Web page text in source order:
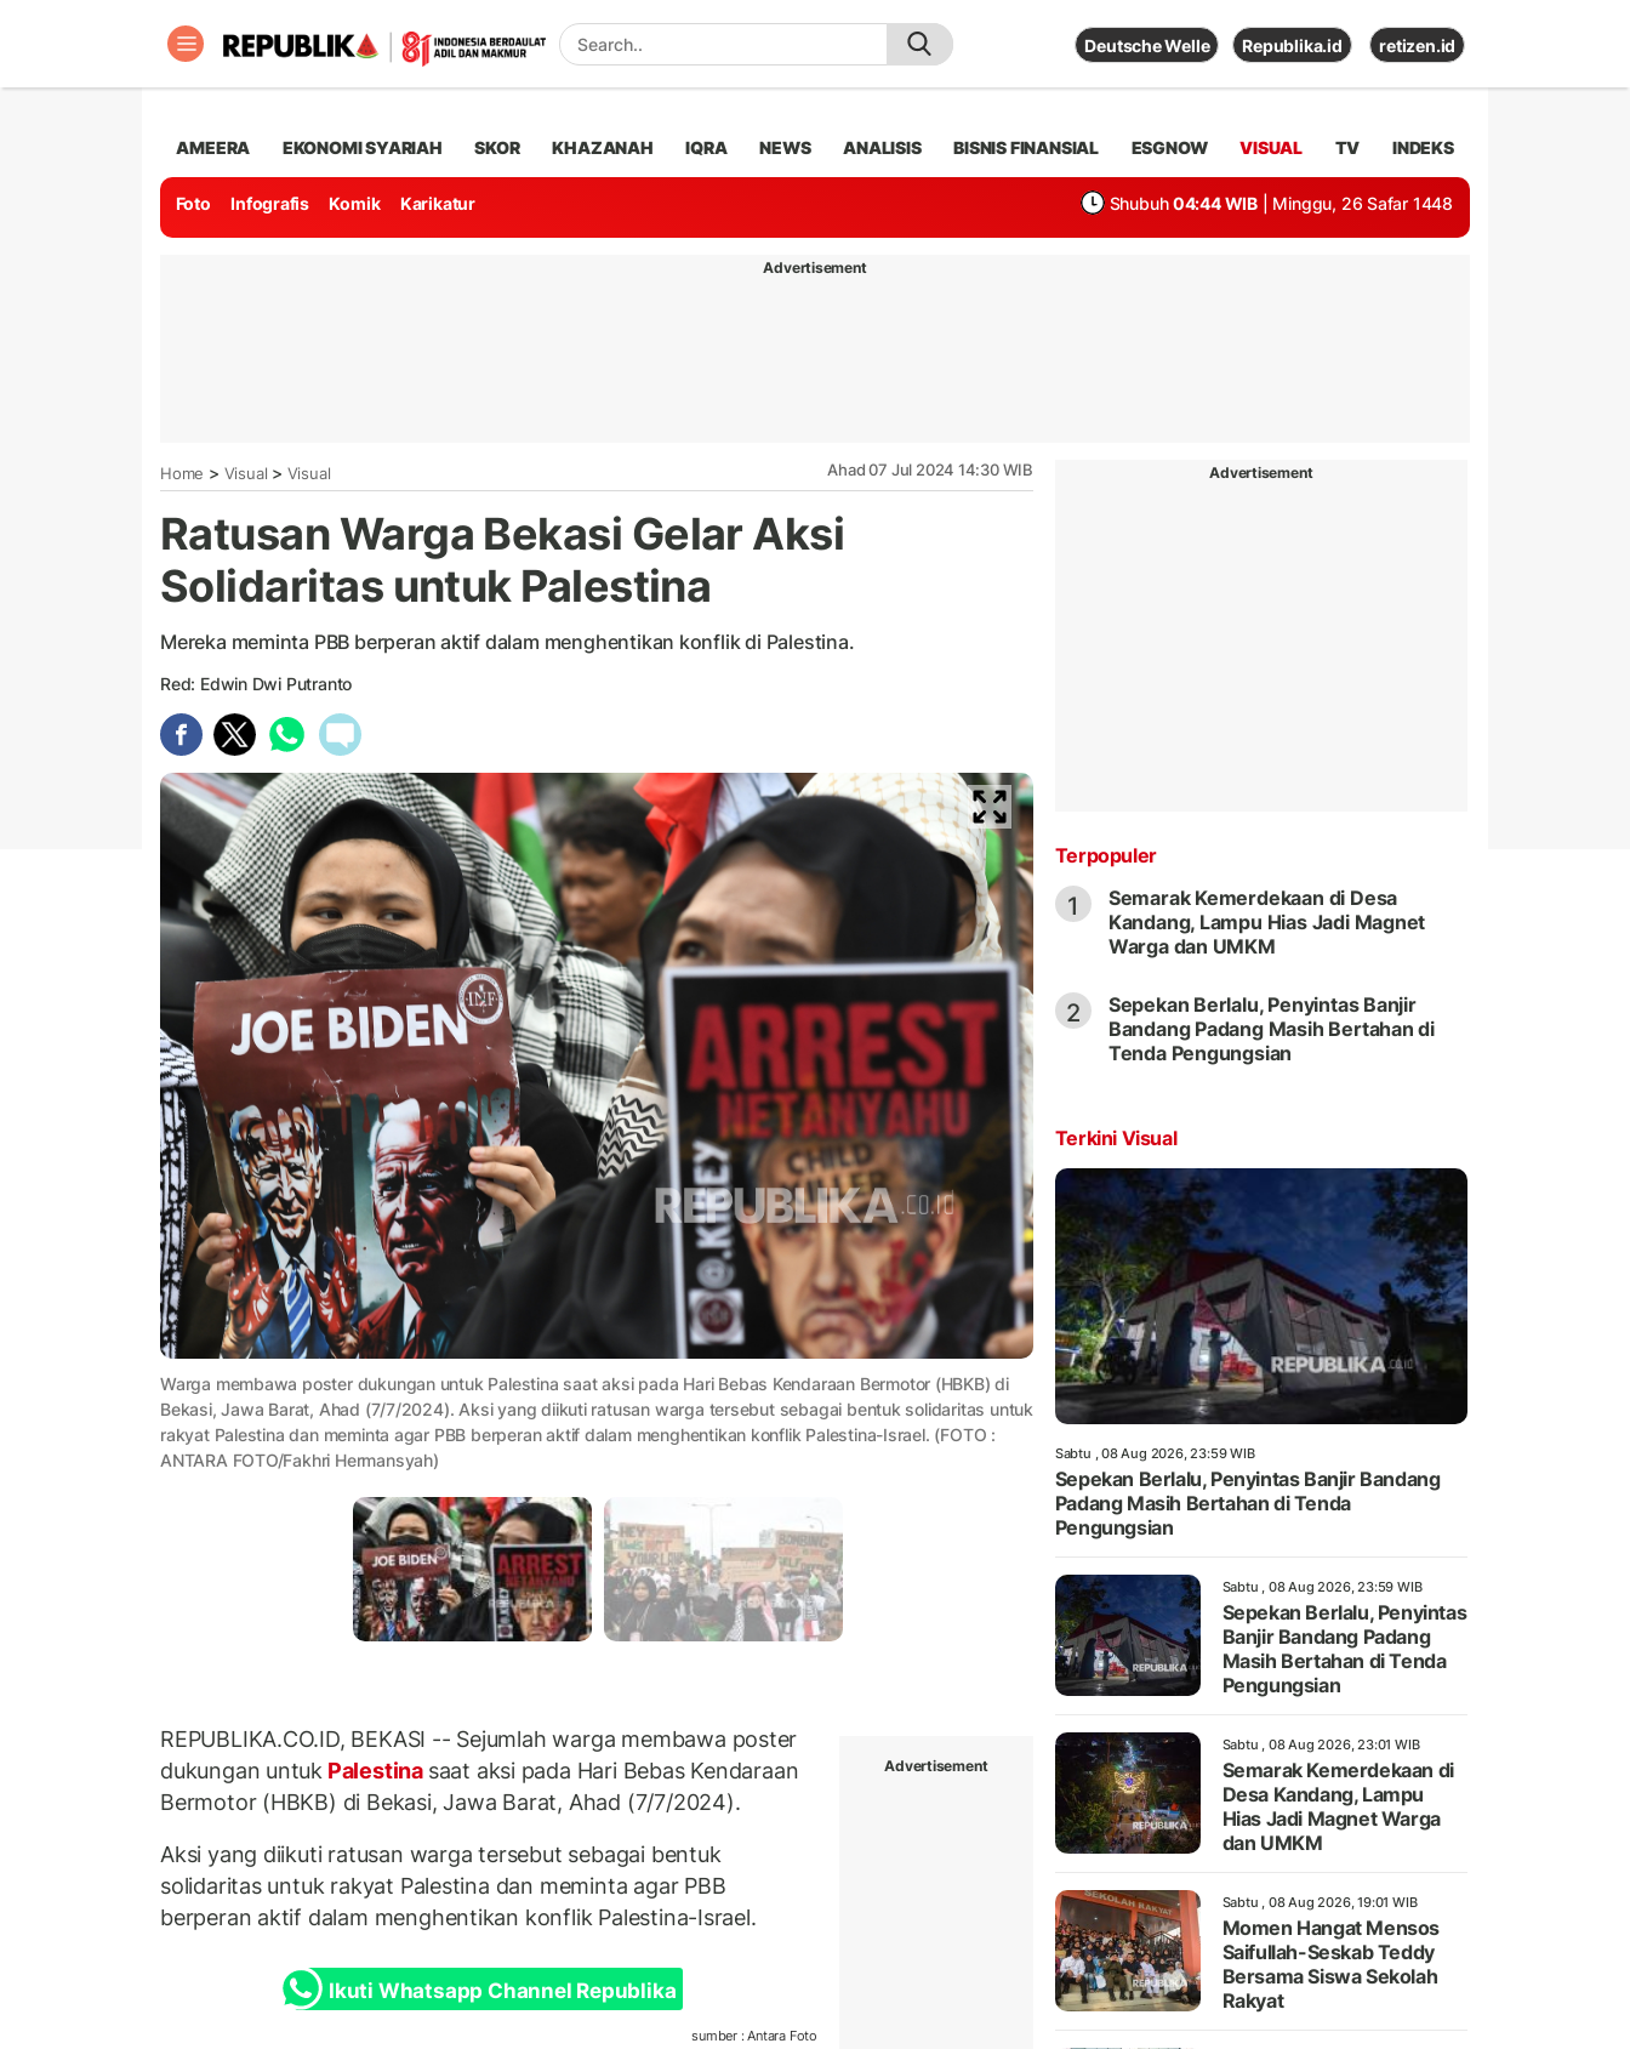
Deutsche Welle Republika.id retizen.id
AMEERA EKONOMI SYARIAH SKOR KHAZANAH IQRA NEWS ANALISIS BISNIS FINANSIAL ESGNOW VISUAL TV INDEKS
Foto Infografis Komik Karikatur Shubuh 04:44 WIB | Minggu, 26 Safar 1448
Advertisement
Home > Visual > Visual Ahad 07 Jul 2024 14:30 WIB
Ratusan Warga Bekasi Gelar Aksi
Solidaritas untuk Palestina
Mereka meminta PBB berperan aktif dalam menghentikan konflik di Palestina.
Red: Edwin Dwi Putranto
Warga membawa poster dukungan untuk Palestina saat aksi pada Hari Bebas Kendaraan Bermotor (HBKB) di
Bekasi, Jawa Barat, Ahad (7/7/2024). Aksi yang diikuti ratusan warga tersebut sebagai bentuk solidaritas untuk
rakyat Palestina dan meminta agar PBB berperan aktif dalam menghentikan konflik Palestina-Israel. (FOTO :
ANTARA FOTO/Fakhri Hermansyah)
REPUBLIKA.CO.ID, BEKASI -- Sejumlah warga membawa poster
dukungan untuk Palestina saat aksi pada Hari Bebas Kendaraan
Bermotor (HBKB) di Bekasi, Jawa Barat, Ahad (7/7/2024).
Aksi yang diikuti ratusan warga tersebut sebagai bentuk
solidaritas untuk rakyat Palestina dan meminta agar PBB
berperan aktif dalam menghentikan konflik Palestina-Israel.
Ikuti Whatsapp Channel Republika
sumber : Antara Foto
Advertisement
Advertisement
Terpopuler
1
Semarak Kemerdekaan di Desa
Kandang, Lampu Hias Jadi Magnet
Warga dan UMKM
2
Sepekan Berlalu, Penyintas Banjir
Bandang Padang Masih Bertahan di
Tenda Pengungsian
Terkini Visual
Sabtu , 08 Aug 2026, 23:59 WIB
Sepekan Berlalu, Penyintas Banjir Bandang
Padang Masih Bertahan di Tenda
Pengungsian
Sabtu , 08 Aug 2026, 23:59 WIB
Sepekan Berlalu, Penyintas
Banjir Bandang Padang
Masih Bertahan di Tenda
Pengungsian
Sabtu , 08 Aug 2026, 23:01 WIB
Semarak Kemerdekaan di
Desa Kandang, Lampu
Hias Jadi Magnet Warga
dan UMKM
Sabtu , 08 Aug 2026, 19:01 WIB
Momen Hangat Mensos
Saifullah-Seskab Teddy
Bersama Siswa Sekolah
Rakyat